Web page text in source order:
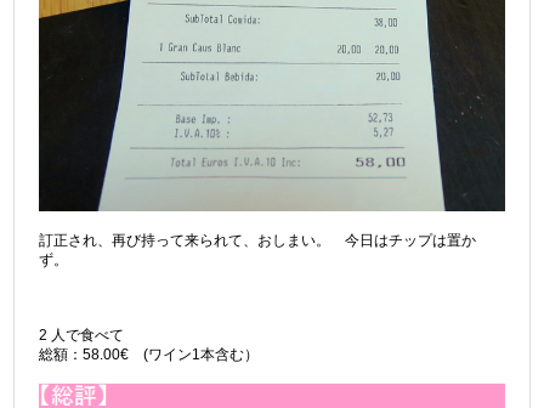
訂正され、再び持って来られて、おしまい。 今日はチップは置か
ず。
2 人で食べて
総額：58.00€ (ワイン1本含む）